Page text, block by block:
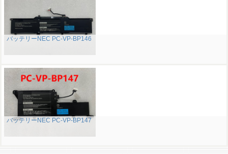
バッテリーNEC PC-VP-BP146
バッテリーNEC PC-VP-BP147